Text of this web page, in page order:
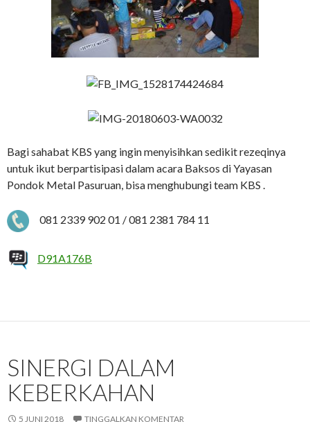
Bagi sahabat KBS yang ingin menyisihkan sedikit rezeqinya
untuk ikut berpartisipasi dalam acara Baksos di Yayasan
Pondok Metal Pasuruan, bisa menghubungi team KBS .
081 2339 902 01 / 081 2381 784 11
D91A176B
SINERGI DALAM
KEBERKAHAN
5 JUNI 2018 TINGGALKAN KOMENTAR